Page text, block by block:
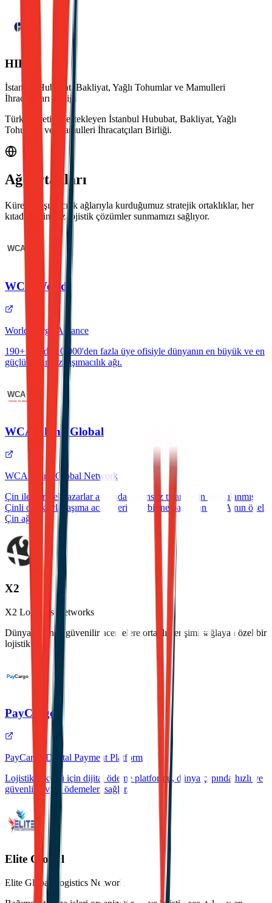
HIB
İstanbul Hububat, Bakliyat, Yağlı Tohumlar ve Mamulleri
İhracatçıları Birliği
Türk ticaretini destekleyen İstanbul Hububat, Bakliyat, Yağlı
Tohumlar ve Mamulleri İhracatçıları Birliği.
Ağ Ortakları
Küresel taşımacılık ağlarıyla kurduğumuz stratejik ortaklıklar, her
kıtada kesintisiz lojistik çözümler sunmamızı sağlıyor.
WCA World
World Cargo Alliance
190+ ülkede 10.000'den fazla üye ofisiyle dünyanın en büyük ve en
güçlü bağımsız taşımacılık ağı.
WCA China Global
WCA China Global Network
Çin ile küresel pazarlar arasında sorunsuz ticaret için doğrulanmış
Çinli ortaklarla taşıma acentelerini birbirine bağlayan WCA'nın özel
Çin ağı.
X2
X2 Logistics Networks
Dünya çapında güvenilir acentelere ortaklık erişimi sağlayan özel bir
lojistik ağı.
PayCargo
PayCargo Digital Payment Platform
Lojistik sektörü için dijital ödeme platformu, dünya çapında hızlı ve
güvenli navlun ödemeleri sağlar.
Elite Global
Elite Global Logistics Network